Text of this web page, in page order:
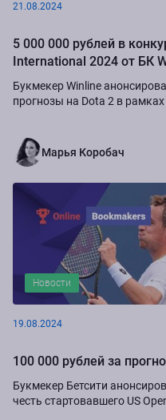
21.08.2024
5 000 000 рублей в
International 2024 от БК
Букмекер Winline
прогнозы на Dota 2 в
Марья Коробач
Новости
19.08.2024
100 000 рублей за
Букмекер Бетсити
честь стартовавшего US